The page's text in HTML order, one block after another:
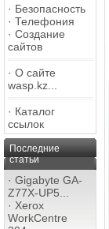
· Безопасность
· Телефония
· Создание
сайтов
· О сайте
wasp.kz...
· Каталог
ссылок
Последние
статьи
· Gigabyte GA-
Z77X-UP5...
· Xerox
WorkCentre